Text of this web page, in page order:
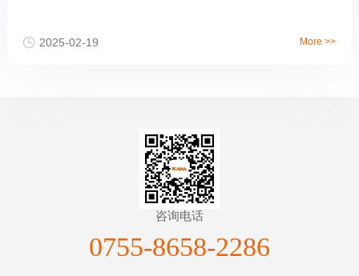
2025-02-19 More >>
咨询电话
0755-8658-2286